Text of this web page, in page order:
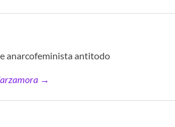
anarcofeminista antitodo
→